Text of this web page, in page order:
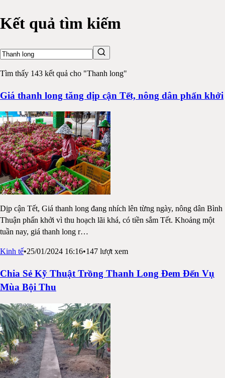
Kết quả tìm kiếm
Tìm thấy 143 kết quả cho "Thanh long"
Giá thanh long tăng dịp cận Tết, nông dân phấn khởi
Dịp cận Tết, Giá thanh long đang nhích lên từng ngày, nông dân Bình
Thuận phấn khởi vì thu hoạch lãi khá, có tiền sắm Tết. Khoảng một
tuần nay, giá thanh long r…
Kinh tế•25/01/2024 16:16•147 lượt xem
Chia Sẻ Kỹ Thuật Trồng Thanh Long Đem Đến Vụ
Mùa Bội Thu